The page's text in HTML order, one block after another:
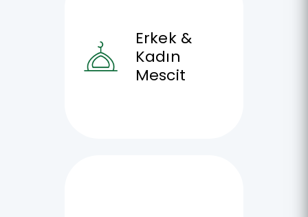
Erkek &
Kadın
Mescit